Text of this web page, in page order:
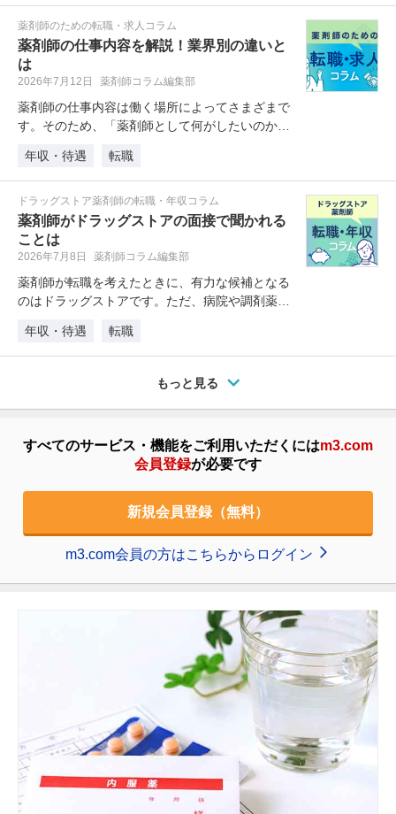
薬剤師のための転職・求人コラム
薬剤師の仕事内容を解説！業界別の違いと
は
2026年7月12日 薬剤師コラム編集部
薬剤師の仕事内容は働く場所によってさまざまで
す。そのため、「薬剤師として何がしたいのか」
年収・待遇
転職
ドラッグストア薬剤師の転職・年収コラム
薬剤師がドラッグストアの面接で聞かれる
ことは
2026年7月8日 薬剤師コラム編集部
薬剤師が転職を考えたときに、有力な候補となる
のはドラッグストアです。ただ、病院や調剤薬局
年収・待遇
転職
もっと見る
すべてのサービス・機能をご利用いただくにはm3.com
会員登録が必要です
新規会員登録（無料）
m3.com会員の方はこちらからログイン